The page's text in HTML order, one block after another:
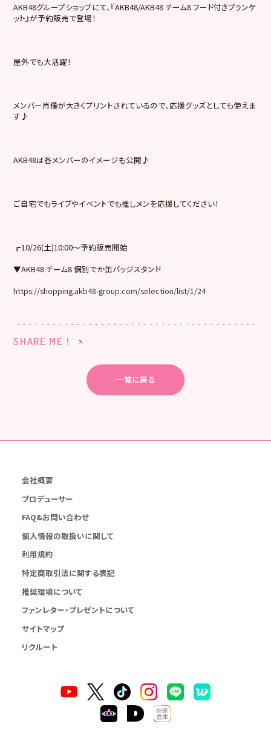
AKB48グループショップにて、『AKB48/AKB48 チーム8 フード付きブランケ
ット』が予約販売で登場！
屋外でも大活躍！
メンバー肖像が大きくプリントされているので、応援グッズとしても使えま
す♪
AKB48は各メンバーのイメージも公開♪
ご自宅でもライブやイベントでも推しメンを応援してください！
┏10/26(土)10:00～予約販売開始
▼AKB48 チーム8 個別でか缶バッジスタンド
https://shopping.akb48-group.com/selection/list/1/24
SHARE ME !
一覧に戻る
会社概要
プロデューサー
FAQ&お問い合わせ
個人情報の取扱いに関して
利用規約
特定商取引法に関する表記
推奨環境について
ファンレター・プレゼントについて
サイトマップ
リクルート